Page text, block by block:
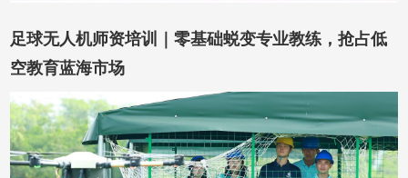
足球无人机师资培训｜零基础蜕变专业教练，抢占低
空教育蓝海市场